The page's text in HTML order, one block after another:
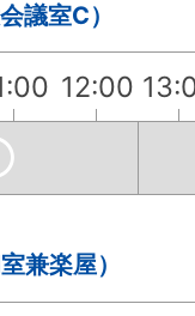
議室C）
12:00
兼楽屋）